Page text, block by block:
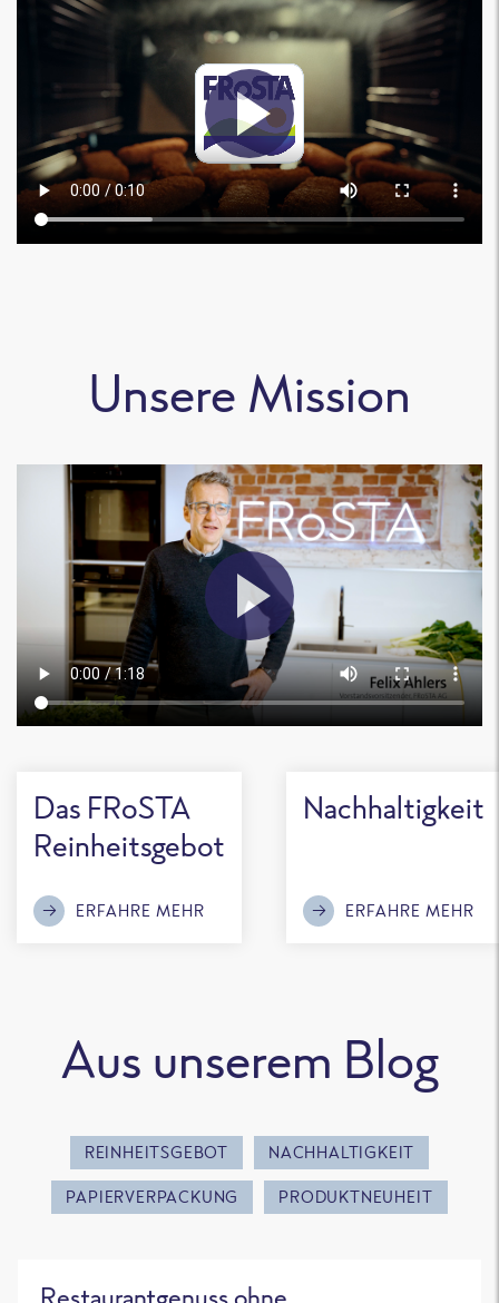
Unsere Mission
Das FRoSTA
Reinheitsgebot
ERFAHRE MEHR
Nachhaltigkeit
ERFAHRE MEHR
Aus unserem Blog
REINHEITSGEBOT NACHHALTIGKEIT
PAPIERVERPACKUNG PRODUKTNEUHEIT